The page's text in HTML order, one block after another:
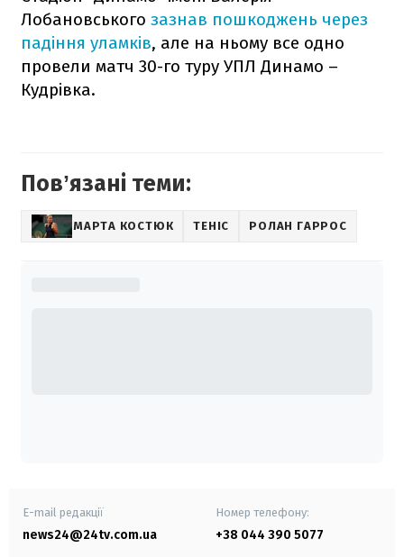
Лобановського зазнав пошкоджень через
падіння уламків, але на ньому все одно
провели матч 30-го туру УПЛ Динамо –
Кудрівка.
Повʼязані теми:
МАРТА КОСТЮК ТЕНІС РОЛАН ГАРРОС
E-mail редакції
news24@24tv.com.ua
Номер телефону:
+38 044 390 5077